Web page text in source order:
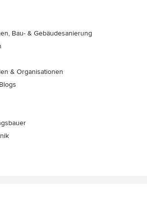
Bau- & Gebäudesanierung
& Organisationen